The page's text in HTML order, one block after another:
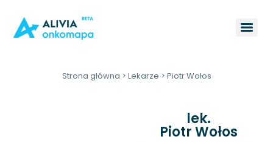
Strona główna > Lekarze > Piotr Wołos
lek.
Piotr Wołos